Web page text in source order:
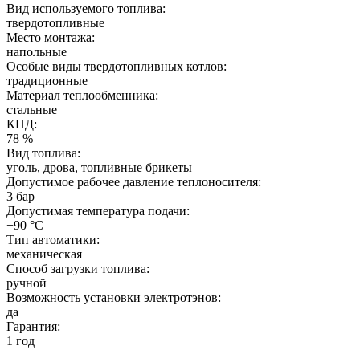
Вид используемого топлива:
твердотопливные
Место монтажа:
напольные
Особые виды твердотопливных котлов:
традиционные
Материал теплообменника:
стальные
КПД:
78 %
Вид топлива:
уголь, дрова, топливные брикеты
Допустимое рабочее давление теплоносителя:
3 бар
Допустимая температура подачи:
+90 °C
Тип автоматики:
механическая
Способ загрузки топлива:
ручной
Возможность установки электротэнов:
да
Гарантия:
1 год